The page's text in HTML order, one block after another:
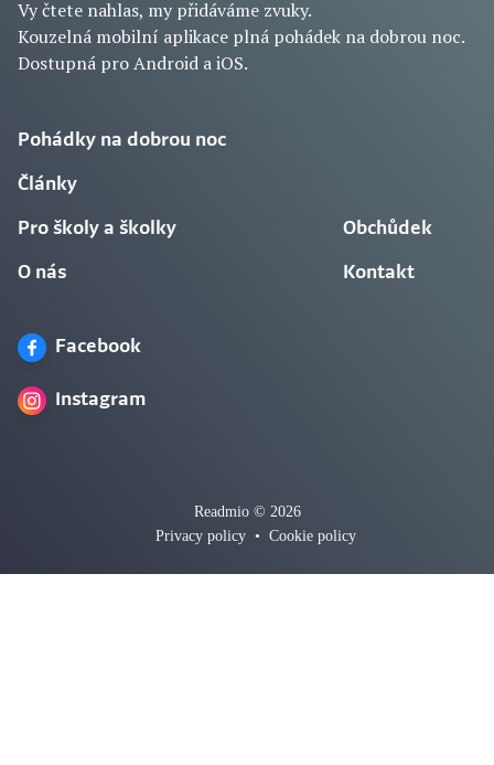
Vy čtete nahlas, my přidáváme zvuky.
Kouzelná mobilní aplikace plná pohádek na dobrou noc.
Dostupná pro Android a iOS.
Pohádky na dobrou noc
Články
Pro školy a školky
O nás
Obchůdek
Kontakt
Facebook
Instagram
Readmio © 2026
Privacy policy • Cookie policy